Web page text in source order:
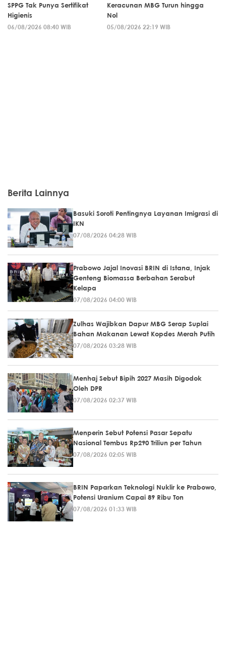
SPPG Tak Punya Sertifikat
Higienis
06/08/2026 08:40 WIB
Keracunan MBG Turun hingga
Nol
05/08/2026 22:19 WIB
Berita Lainnya
Basuki Soroti Pentingnya Layanan Imigrasi di
IKN
07/08/2026 04:28 WIB
Prabowo Jajal Inovasi BRIN di Istana, Injak
Genteng Biomassa Berbahan Serabut
Kelapa
07/08/2026 04:00 WIB
Zulhas Wajibkan Dapur MBG Serap Suplai
Bahan Makanan Lewat Kopdes Merah Putih
07/08/2026 03:28 WIB
Menhaj Sebut Bipih 2027 Masih Digodok
Oleh DPR
07/08/2026 02:37 WIB
Menperin Sebut Potensi Pasar Sepatu
Nasional Tembus Rp290 Triliun per Tahun
07/08/2026 02:05 WIB
BRIN Paparkan Teknologi Nuklir ke Prabowo,
Potensi Uranium Capai 89 Ribu Ton
07/08/2026 01:33 WIB